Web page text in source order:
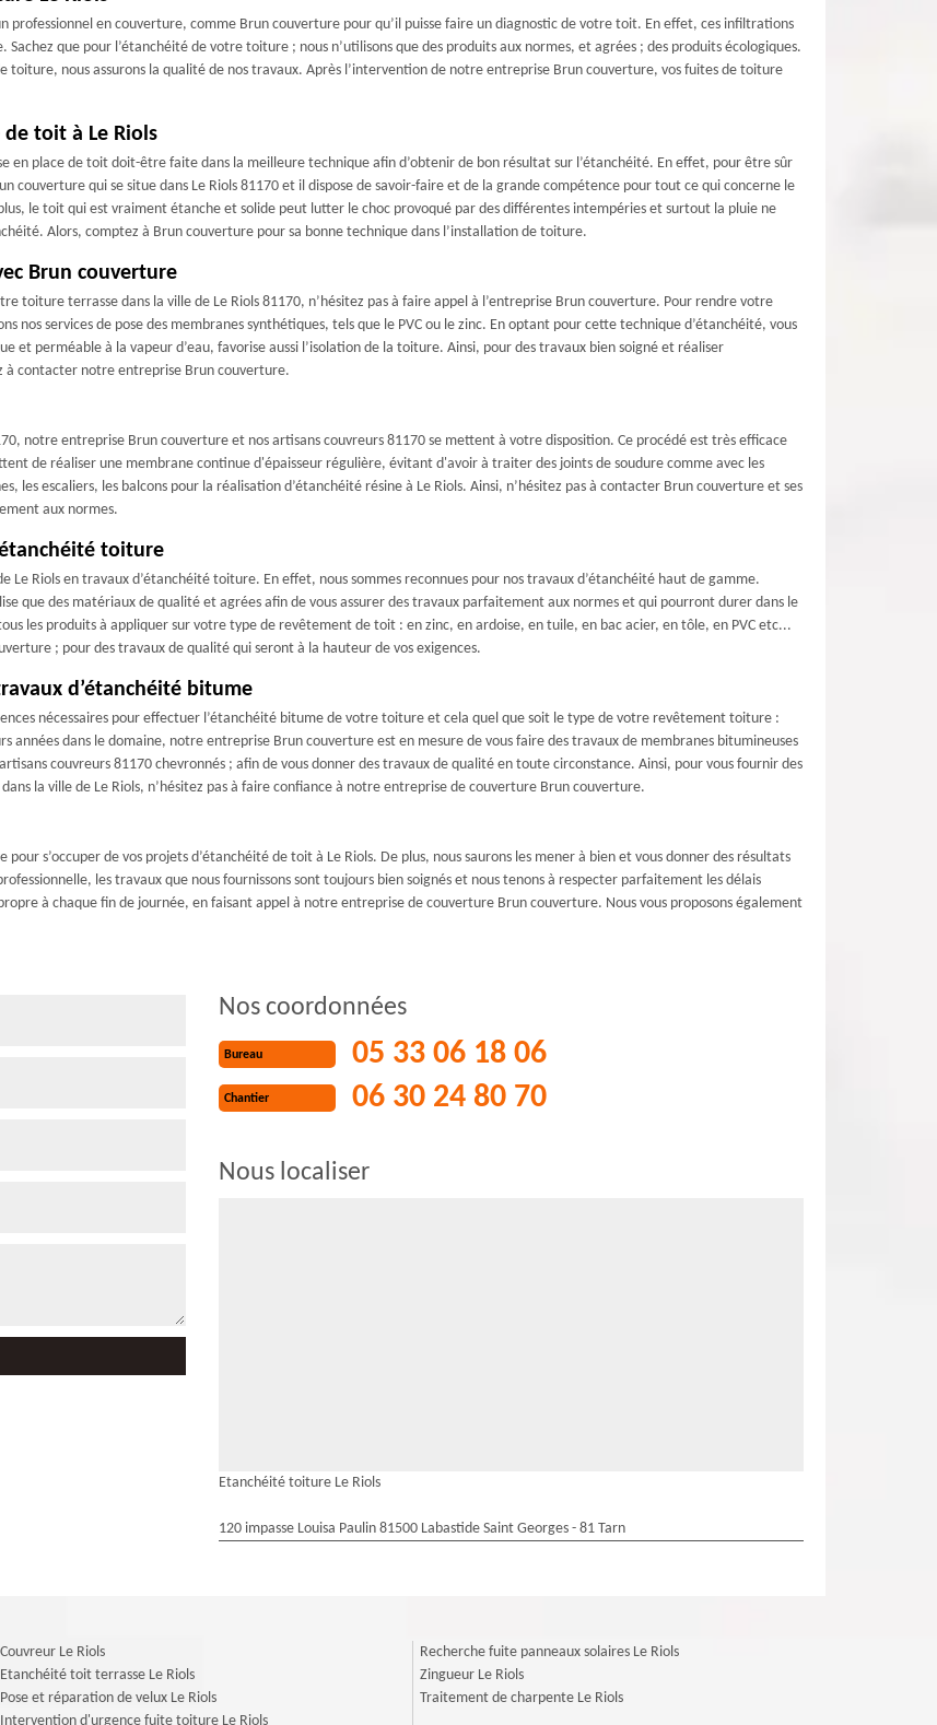
en couverture, comme Brun couverture pour qu’il puisse faire un diagnostic de votre toit. En effet, ces infiltrations
que pour l’étanchéité de votre toiture ; nous n’utilisons que des produits aux normes, et agrées ; des produits écologiques.
toiture, nous assurons la qualité de nos travaux. Après l’intervention de notre entreprise Brun couverture, vos fuites de toiture
toit à Le Riols
en place de toit doit-être faite dans la meilleure technique afin d’obtenir de bon résultat sur l’étanchéité. En effet, pour être sûr
couverture qui se situe dans Le Riols 81170 et il dispose de savoir-faire et de la grande compétence pour tout ce qui concerne le
le toit qui est vraiment étanche et solide peut lutter le choc provoqué par des différentes intempéries et surtout la pluie ne
Alors, comptez à Brun couverture pour sa bonne technique dans l’installation de toiture.
Brun couverture
toiture terrasse dans la ville de Le Riols 81170, n’hésitez pas à faire appel à l’entreprise Brun couverture. Pour rendre votre
nos services de pose des membranes synthétiques, tels que le PVC ou le zinc. En optant pour cette technique d’étanchéité, vous
et perméable à la vapeur d’eau, favorise aussi l’isolation de la toiture. Ainsi, pour des travaux bien soigné et réaliser
à contacter notre entreprise Brun couverture.
notre entreprise Brun couverture et nos artisans couvreurs 81170 se mettent à votre disposition. Ce procédé est très efficace
de réaliser une membrane continue d'épaisseur régulière, évitant d'avoir à traiter des joints de soudure comme avec les
les escaliers, les balcons pour la réalisation d’étanchéité résine à Le Riols. Ainsi, n’hésitez pas à contacter Brun couverture et ses
aux normes.
toiture
Riols en travaux d’étanchéité toiture. En effet, nous sommes reconnues pour nos travaux d’étanchéité haut de gamme.
que des matériaux de qualité et agrées afin de vous assurer des travaux parfaitement aux normes et qui pourront durer dans le
les produits à appliquer sur votre type de revêtement de toit : en zinc, en ardoise, en tuile, en bac acier, en tôle, en PVC etc...
; pour des travaux de qualité qui seront à la hauteur de vos exigences.
d’étanchéité bitume
nécessaires pour effectuer l’étanchéité bitume de votre toiture et cela quel que soit le type de votre revêtement toiture :
années dans le domaine, notre entreprise Brun couverture est en mesure de vous faire des travaux de membranes bitumineuses
couvreurs 81170 chevronnés ; afin de vous donner des travaux de qualité en toute circonstance. Ainsi, pour vous fournir des
la ville de Le Riols, n’hésitez pas à faire confiance à notre entreprise de couverture Brun couverture.
s’occuper de vos projets d’étanchéité de toit à Le Riols. De plus, nous saurons les mener à bien et vous donner des résultats
les travaux que nous fournissons sont toujours bien soignés et nous tenons à respecter parfaitement les délais
à chaque fin de journée, en faisant appel à notre entreprise de couverture Brun couverture. Nous vous proposons également
Nos coordonnées
Bureau 05 33 06 18 06
Chantier 06 30 24 80 70
Nous localiser
Etanchéité toiture Le Riols
120 impasse Louisa Paulin 81500 Labastide Saint Georges - 81 Tarn
Couvreur Le Riols
Etanchéité toit terrasse Le Riols
Pose et réparation de velux Le Riols
Intervention d'urgence fuite toiture Le Riols
Recherche fuite panneaux solaires Le Riols
Zingueur Le Riols
Traitement de charpente Le Riols